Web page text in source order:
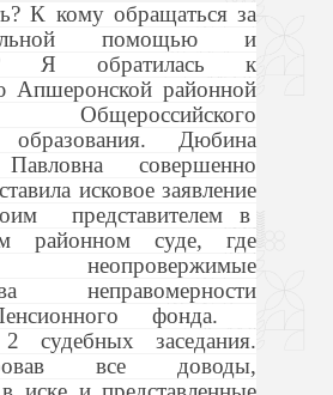
К кому обращаться за
помощью и
Я обратилась к
Апшеронской районной
Общероссийского
Дюбина
совершенно
исковое заявление
представителем в
районном суде, где
неопровержимые
неправомерности
фонда.
судебных заседания.
все доводы,